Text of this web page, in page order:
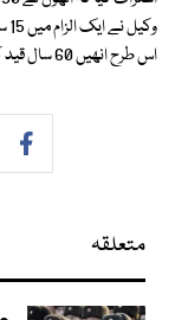
اس طرح انھیں 60 سال قید کی سزا مل سکتی ہے۔
متعلقہ